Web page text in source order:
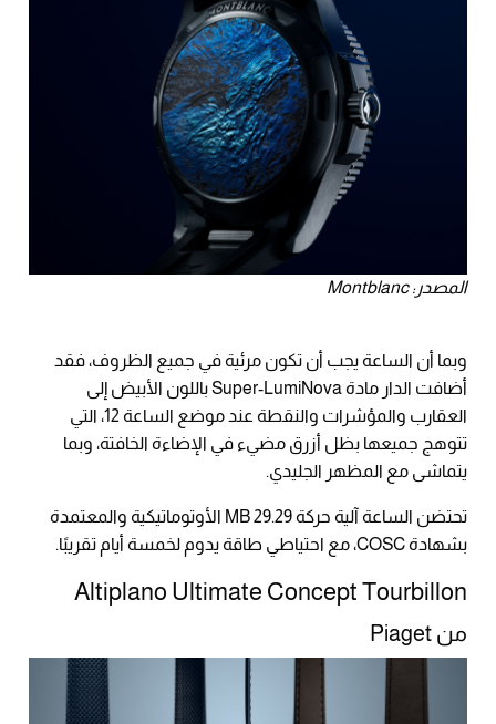
المصدر: Montblanc
وبما أن الساعة يجب أن تكون مرئية في جميع الظروف، فقد
أضافت الدار مادة Super-LumiNova باللون الأبيض إلى
العقارب والمؤشرات والنقطة عند موضع الساعة 12، التي
تتوهج جميعها بظل أزرق مضيء في الإضاءة الخافتة، وبما
يتماشى مع المظهر الجليدي.
تحتضن الساعة آلية حركة MB 29.29 الأوتوماتيكية والمعتمدة
بشهادة COSC، مع احتياطي طاقة يدوم لخمسة أيام تقريبًا.
Altiplano Ultimate Concept Tourbillon
من Piaget